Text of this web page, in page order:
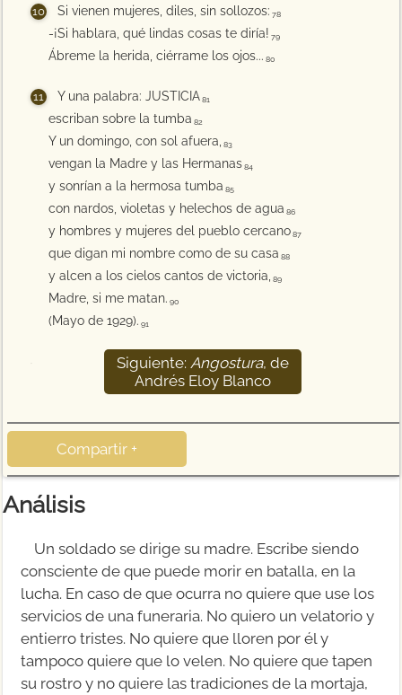
Si vienen mujeres, diles, sin sollozos: 78
-¡Si hablara, qué lindas cosas te diría! 79
Ábreme la herida, ciérrame los ojos... 80
Y una palabra: JUSTICIA 81
escriban sobre la tumba 82
Y un domingo, con sol afuera, 83
vengan la Madre y las Hermanas 84
y sonrían a la hermosa tumba 85
con nardos, violetas y helechos de agua 86
y hombres y mujeres del pueblo cercano 87
que digan mi nombre como de su casa 88
y alcen a los cielos cantos de victoria, 89
Madre, si me matan. 90
(Mayo de 1929). 91
Siguiente:Angostura, de
Andrés Eloy Blanco
Compartir +
Análisis
Un soldado se dirige su madre. Escribe siendo
consciente de que puede morir en batalla, en la
lucha. En caso de que ocurra no quiere que use los
servicios de una funeraria. No quiero un velatorio y
entierro tristes. No quiere que lloren por él y
tampoco quiere que lo velen. No quiere que tapen
su rostro y no quiere las tradiciones de la mortaja,